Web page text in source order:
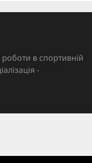
в спортивній
-